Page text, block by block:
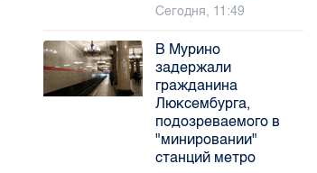
Сегодня, 11:49
В Мурино
задержали
гражданина
Люксембурга,
подозреваемого в
"минировании"
станций метро